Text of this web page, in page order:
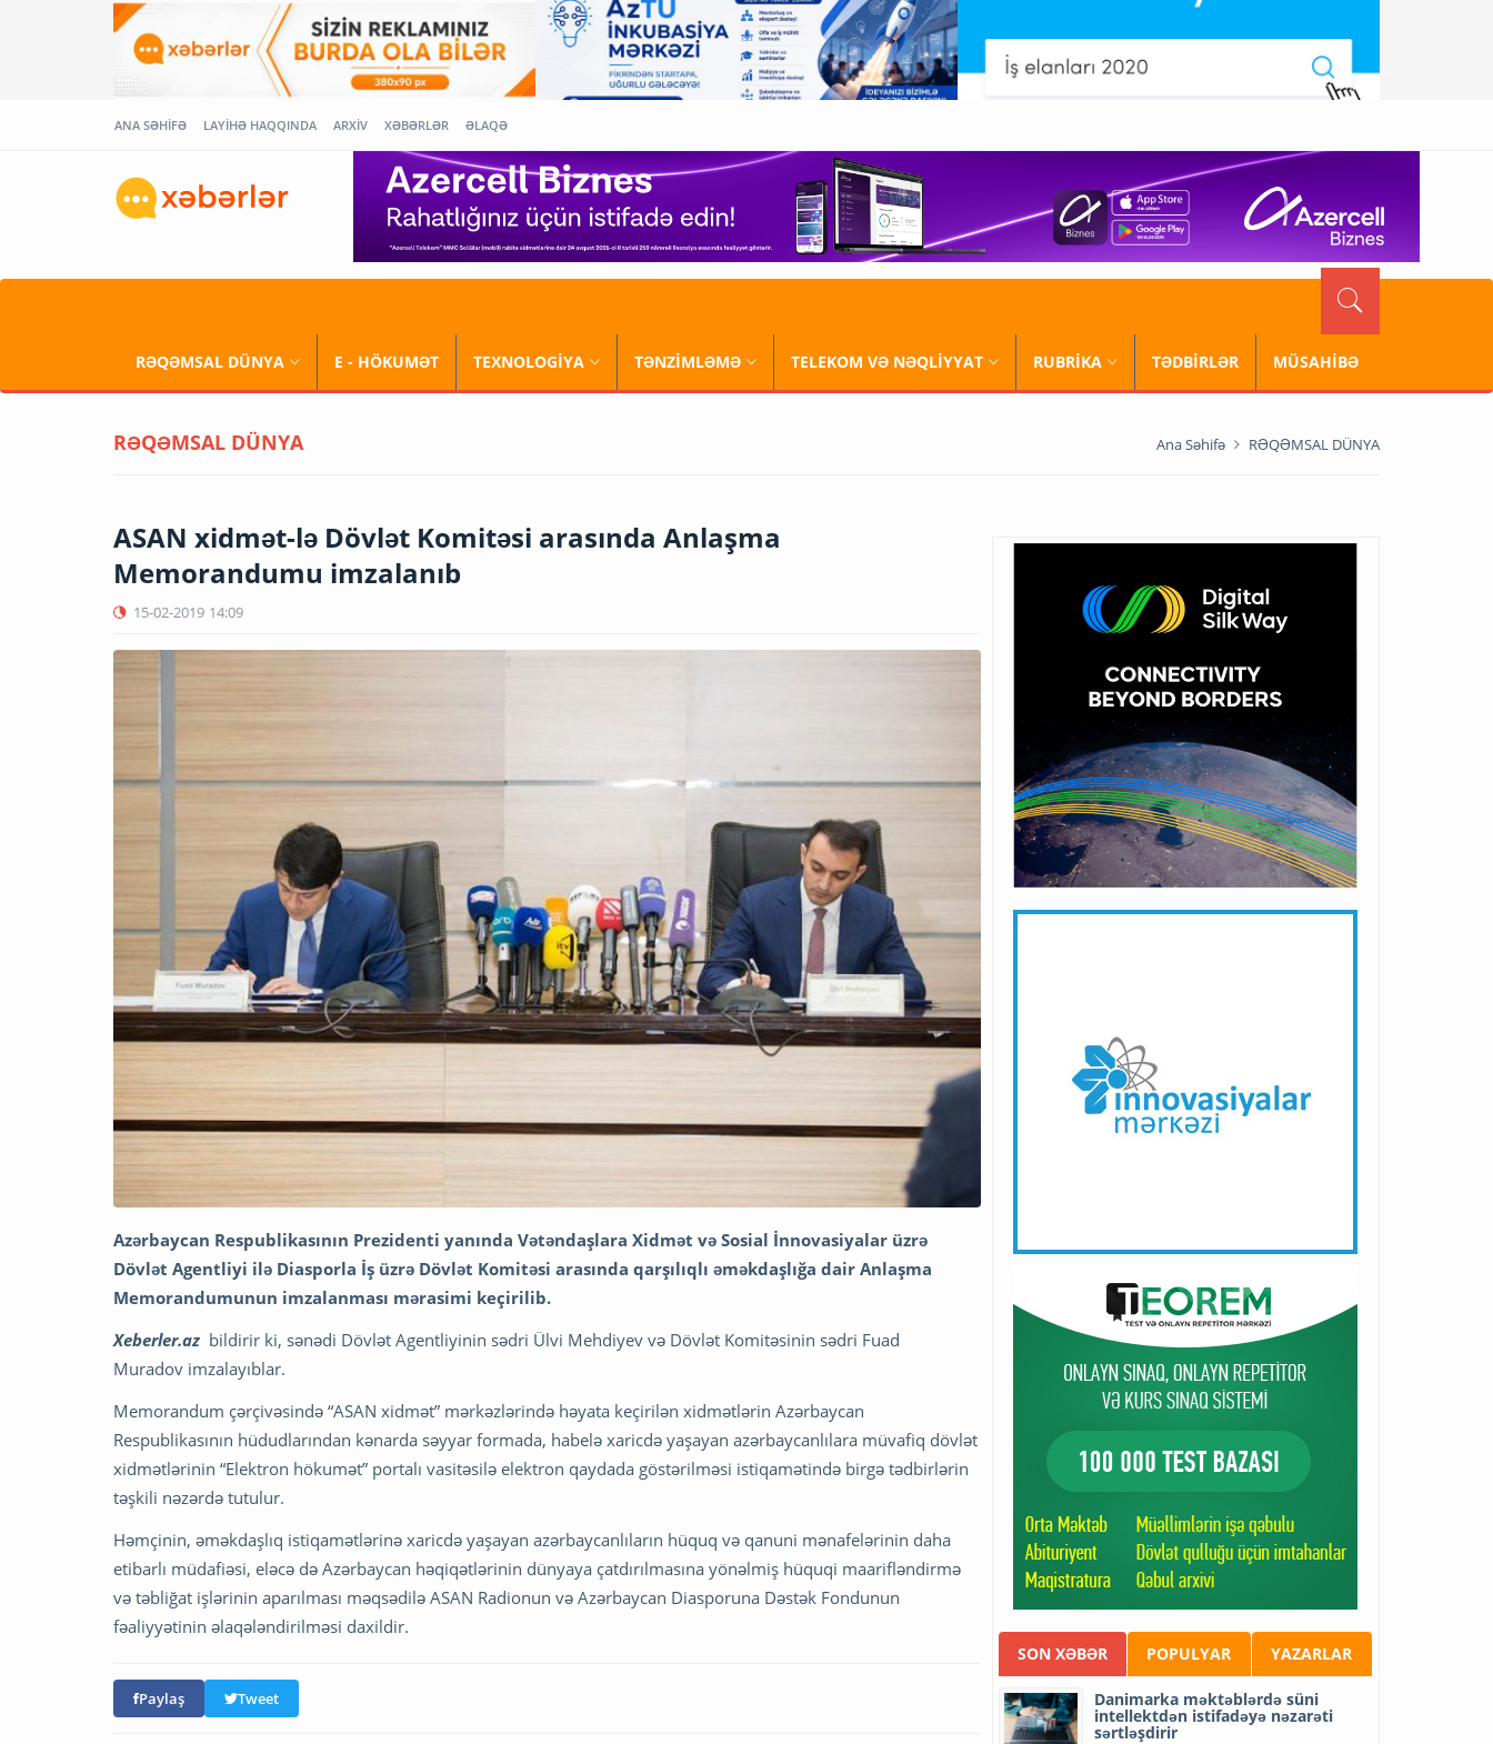
ANA SƏHİFƏ LAYİHƏ HAQQINDA ARXİV XƏBƏRLƏR ƏLAQƏ
RƏQƏMSAL DÜNYA E - HÖKUMƏT TEXNOLOGİYA TƏNZİMLƏMƏ TELEKOM VƏ NƏQLİYYAT RUBRİKA TƏDBİRLƏR MÜSAHİBƏ
RƏQƏMSAL DÜNYA Ana Səhifə RƏQƏMSAL DÜNYA
ASAN xidmət-lə Dövlət Komitəsi arasında Anlaşma
Memorandumu imzalanıb
15-02-2019 14:09
Azərbaycan Respublikasının Prezidenti yanında Vətəndaşlara Xidmət və Sosial İnnovasiyalar üzrə
Dövlət Agentliyi ilə Diasporla İş üzrə Dövlət Komitəsi arasında qarşılıqlı əməkdaşlığa dair Anlaşma
Memorandumunun imzalanması mərasimi keçirilib.
Xeberler.az bildirir ki, sənədi Dövlət Agentliyinin sədri Ülvi Mehdiyev və Dövlət Komitəsinin sədri Fuad
Muradov imzalayıblar.
Memorandum çərçivəsində “ASAN xidmət” mərkəzlərində həyata keçirilən xidmətlərin Azərbaycan
Respublikasının hüdudlarından kənarda səyyar formada, habelə xaricdə yaşayan azərbaycanlılara müvafiq dövlət
xidmətlərinin “Elektron hökumət” portalı vasitəsilə elektron qaydada göstərilməsi istiqamətində birgə tədbirlərin
təşkili nəzərdə tutulur.
Həmçinin, əməkdaşlıq istiqamətlərinə xaricdə yaşayan azərbaycanlıların hüquq və qanuni mənafelərinin daha
etibarlı müdafiəsi, eləcə də Azərbaycan həqiqətlərinin dünyaya çatdırılmasına yönəlmiş hüquqi maarifləndirmə
və təbliğat işlərinin aparılması məqsədilə ASAN Radionun və Azərbaycan Diasporuna Dəstək Fondunun
fəaliyyətinin əlaqələndirilməsi daxildir.
Paylaş Tweet
SON XƏBƏR POPULYAR YAZARLAR
Danimarka məktəblərdə süni
intellektdən istifadəyə nəzarəti
sərtləşdirir